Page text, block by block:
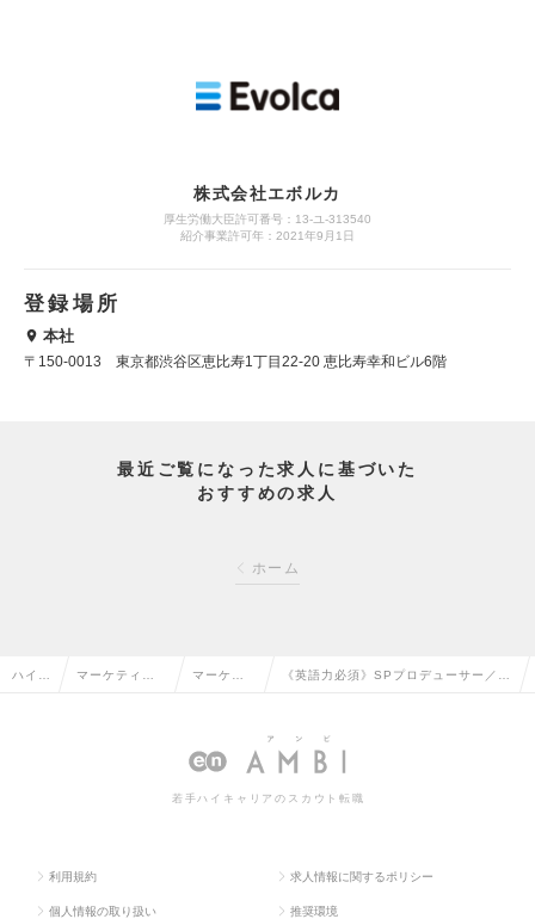
株式会社エボルカ
厚生労働大臣許可番号：13‐ユ‐313540
紹介事業許可年：2021年9月1日
登録場所
本社
〒150-0013 東京都渋谷区恵比寿1丁目22-20 恵比寿幸和ビル6階
最近ご覧になった求人に基づいた
おすすめの求人
ホーム
ハイク マーケティン マーケテ
販促企画
《英語力必須》SPプロデューサー／デ
ジェクト（獲得及び推進）担当の求人
若手ハイキャリアのスカウト転職
利用規約 求人情報に関するポリシー
個人情報の取り扱い 推奨環境